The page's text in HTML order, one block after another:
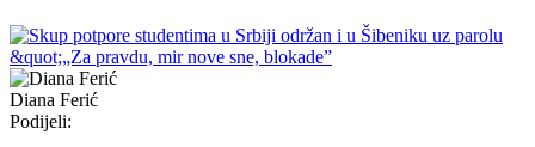
Diana Ferić
Podijeli: